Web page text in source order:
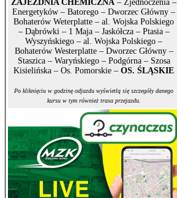
ZAJEZDNIA CHEMICZNA – Zjednoczenia –
Energetyków – Batorego – Dworzec Główny –
Bohaterów Weterplatte – al. Wojska Polskiego
– Dąbrówki – 1 Maja – Jaskółcza – Ptasia –
Wyszyńskiego – al. Wojska Polskiego –
Bohaterów Westerplatte – Dworzec Główny –
Staszica – Waryńskiego – Podgórna – Szosa
Kisielińska – Os. Pomorskie – OS. ŚLĄSKIE
Po kliknięciu w godzinę odjazdu wyświetlą się szczegóły danego
kursu w tym również trasa przejazdu.